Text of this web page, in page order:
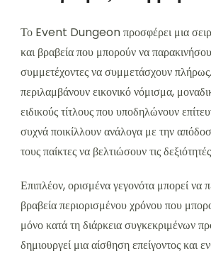
Το Event Dungeon προσφέρει μια
και βραβεία που μπορούν να
συμμετέχοντες να συμμετάσχουν
περιλαμβάνουν εικονικό νόμισμα,
ειδικούς τίτλους που υποδηλώνουν
συχνά ποικίλλουν ανάλογα με την
τους παίκτες να βελτιώσουν τις
Επιπλέον, ορισμένα γεγονότα μπορεί να
βραβεία περιορισμένου χρόνου που
μόνο κατά τη διάρκεια συγκεκριμένων
δημιουργεί μια αίσθηση επείγοντος και